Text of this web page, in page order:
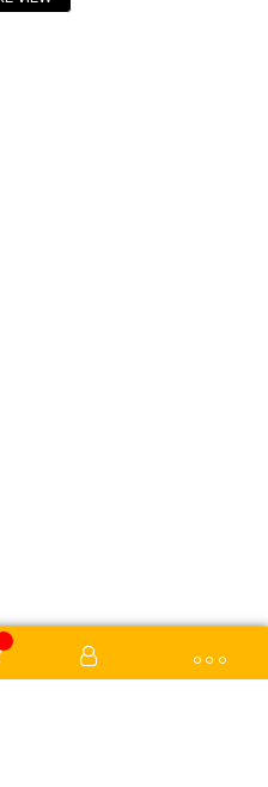
trí hình trúc xoắn 19.1
mm
trang trí kiến trúc hiện đại, việc
bảo độ bền cơ học vừa mang
luôn là ưu tiên hàng đầu của